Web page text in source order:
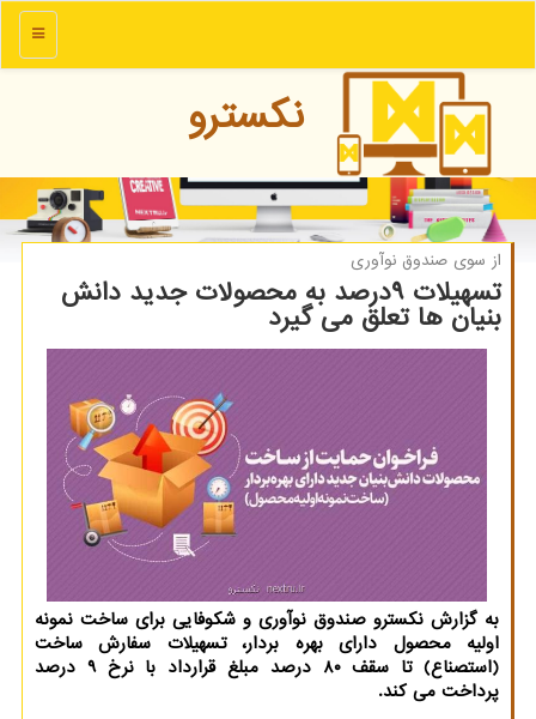
منو
نكسترو
از سوی صندوق نوآوری
تسهیلات ۹درصد به محصولات جدید دانش
بنیان ها تعلق می گیرد
به گزارش نكسترو صندوق نوآوری و شكوفایی برای ساخت نمونه
اولیه محصول دارای بهره بردار، تسهیلات سفارش ساخت
(استصناع) تا سقف ۸۰ درصد مبلغ قرارداد با نرخ ۹ درصد
پرداخت می كند.